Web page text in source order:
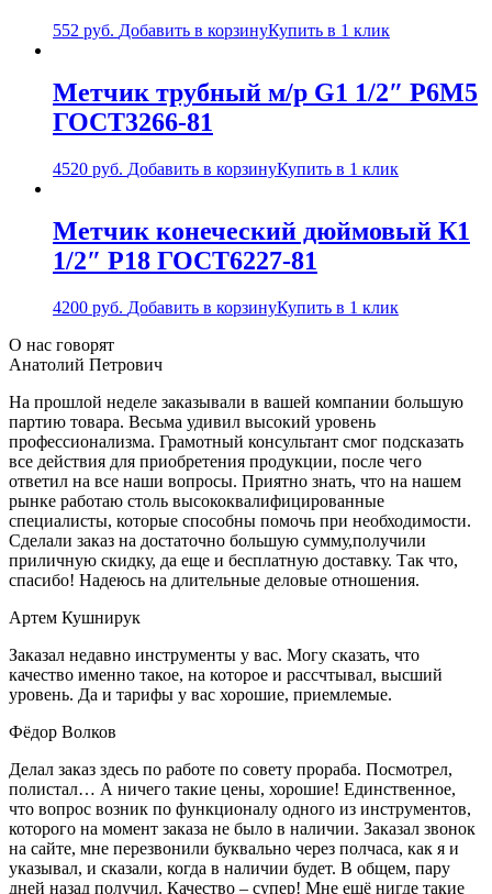
552 руб. Добавить в корзинуКупить в 1 клик
Метчик трубный м/р G1 1/2″ Р6М5
ГОСТ3266-81
4520 руб. Добавить в корзинуКупить в 1 клик
Метчик конеческий дюймовый К1
1/2″ Р18 ГОСТ6227-81
4200 руб. Добавить в корзинуКупить в 1 клик
О нас говорят
Анатолий Петрович
На прошлой неделе заказывали в вашей компании большую
партию товара. Весьма удивил высокий уровень
профессионализма. Грамотный консультант смог подсказать
все действия для приобретения продукции, после чего
ответил на все наши вопросы. Приятно знать, что на нашем
рынке работаю столь высококвалифицированные
специалисты, которые способны помочь при необходимости.
Сделали заказ на достаточно большую сумму,получили
приличную скидку, да еще и бесплатную доставку. Так что,
спасибо! Надеюсь на длительные деловые отношения.
Артем Кушнирук
Заказал недавно инструменты у вас. Могу сказать, что
качество именно такое, на которое и рассчтывал, высший
уровень. Да и тарифы у вас хорошие, приемлемые.
Фёдор Волков
Делал заказ здесь по работе по совету прораба. Посмотрел,
полистал… А ничего такие цены, хорошие! Единственное,
что вопрос возник по функционалу одного из инструментов,
которого на момент заказа не было в наличии. Заказал звонок
на сайте, мне перезвонили буквально через полчаса, как я и
указывал, и сказали, когда в наличии будет. В общем, пару
дней назад получил. Качество – супер! Мне ещё нигде такие